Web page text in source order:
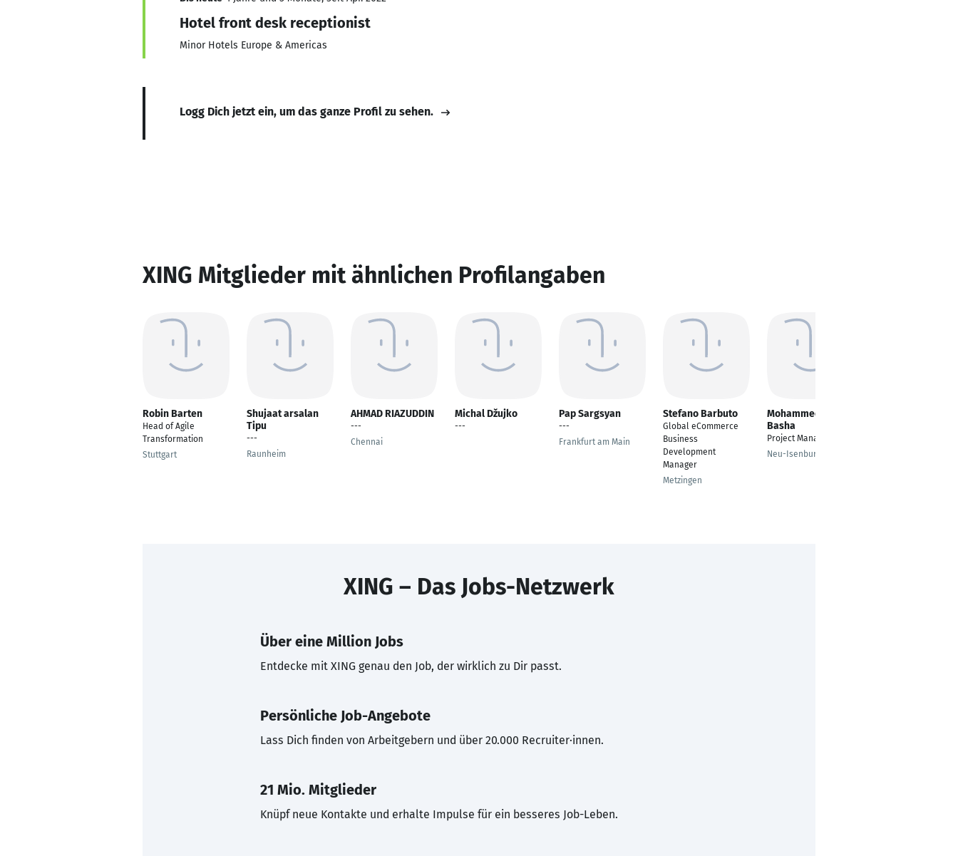
Hotel front desk receptionist
Minor Hotels Europe & Americas
Logg Dich jetzt ein, um das ganze Profil zu sehen.
XING Mitglieder mit ähnlichen Profilangaben
Robin Barten
Head of Agile
Transformation
Stuttgart
Shujaat arsalan
Tipu
---
Raunheim
AHMAD RIAZUDDIN
---
Chennai
Michal Džujko
---
Pap Sargsyan
---
Frankfurt am Main
Stefano Barbuto
Global eCommerce
Business
Development
Manager
Metzingen
Mohammed afzal
Basha
Project Manager
Neu-Isenburg
XING – Das Jobs-Netzwerk
Über eine Million Jobs
Entdecke mit XING genau den Job, der wirklich zu Dir passt.
Persönliche Job-Angebote
Lass Dich finden von Arbeitgebern und über 20.000 Recruiter·innen.
21 Mio. Mitglieder
Knüpf neue Kontakte und erhalte Impulse für ein besseres Job-Leben.